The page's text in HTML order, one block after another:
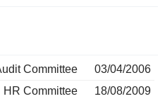
Committee
03/04/2006
HR Committee
18/08/2009